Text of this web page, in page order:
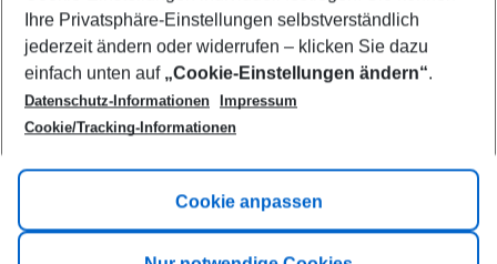
Footer
Footer navigation
Title A
Link A
Ihre Privatsphäre-Einstellungen selbstverständlich
jederzeit ändern oder widerrufen – klicken Sie dazu
einfach unten auf „Cookie-Einstellungen ändern“.
Datenschutz-Informationen
Impressum
Cookie/Tracking-Informationen
Cookie anpassen